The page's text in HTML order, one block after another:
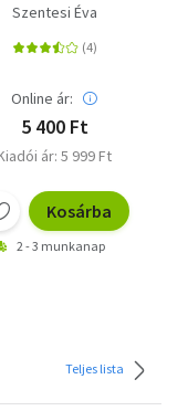
Szentesi Éva
Online ár:
5 400 Ft
ár: 5 999 Ft
Kosárba
2 - 3 munkanap
Teljes lista